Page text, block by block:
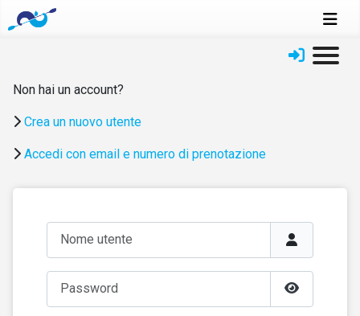
Non hai un account?
Crea un nuovo utente
Accedi con email e numero di prenotazione
Mostra